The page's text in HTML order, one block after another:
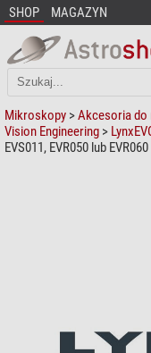
SHOP MAGAZYN
Mikroskopy >Akcesoria
Vision Engineering >
EVS011, EVR050 lub EVR060